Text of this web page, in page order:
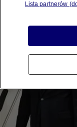
Lista partnerów